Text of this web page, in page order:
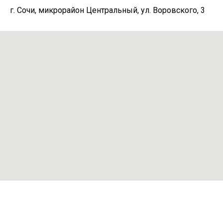
г. Сочи, микрорайон Центральный, ул. Воровского, 3